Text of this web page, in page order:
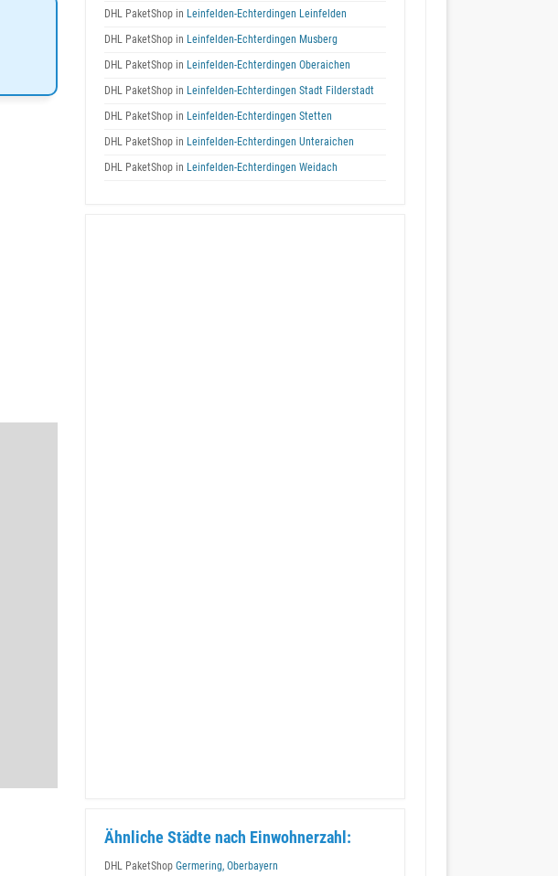
DHL PaketShop in Leinfelden-Echterdingen Leinfelden
DHL PaketShop in Leinfelden-Echterdingen Musberg
DHL PaketShop in Leinfelden-Echterdingen Oberaichen
DHL PaketShop in Leinfelden-Echterdingen Stadt Filderstadt
DHL PaketShop in Leinfelden-Echterdingen Stetten
DHL PaketShop in Leinfelden-Echterdingen Unteraichen
DHL PaketShop in Leinfelden-Echterdingen Weidach
Ähnliche Städte nach Einwohnerzahl:
DHL PaketShop Germering, Oberbayern